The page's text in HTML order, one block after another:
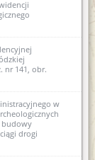
nr 141, obr.
w
budowy
drogi